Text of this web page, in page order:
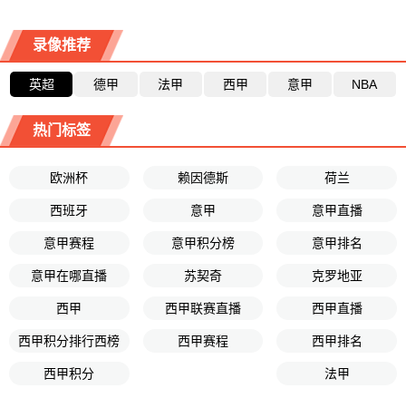
录像推荐
英超 德甲 法甲 西甲 意甲 NBA
热门标签
欧洲杯 赖因德斯 荷兰
西班牙 意甲 意甲直播
意甲赛程 意甲积分榜 意甲排名
意甲在哪直播 苏契奇 克罗地亚
西甲 西甲联赛直播 西甲直播
西甲积分排行西榜 西甲赛程 西甲排名
西甲积分 法甲